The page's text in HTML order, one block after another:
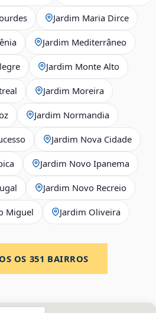
Jardim Maria Dirce
Jardim Mediterrâneo
Jardim Monte Alto
Jardim Moreira
Jardim Normandia
Jardim Nova Cidade
Jardim Novo Ipanema
Jardim Novo Recreio
Miguel Jardim Oliveira
OS 351 BAIRROS